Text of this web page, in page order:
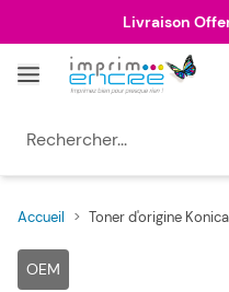
Livraison
Menu
Accueil > Toner d'origine
OEM
Main image
Click to view image in